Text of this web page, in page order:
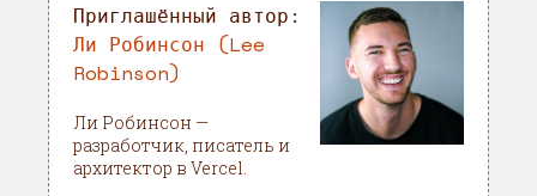
Приглашённый автор:
Ли Робинсон (Lee
Robinson)
Ли Робинсон —
разработчик, писатель и
архитектор в Vercel.